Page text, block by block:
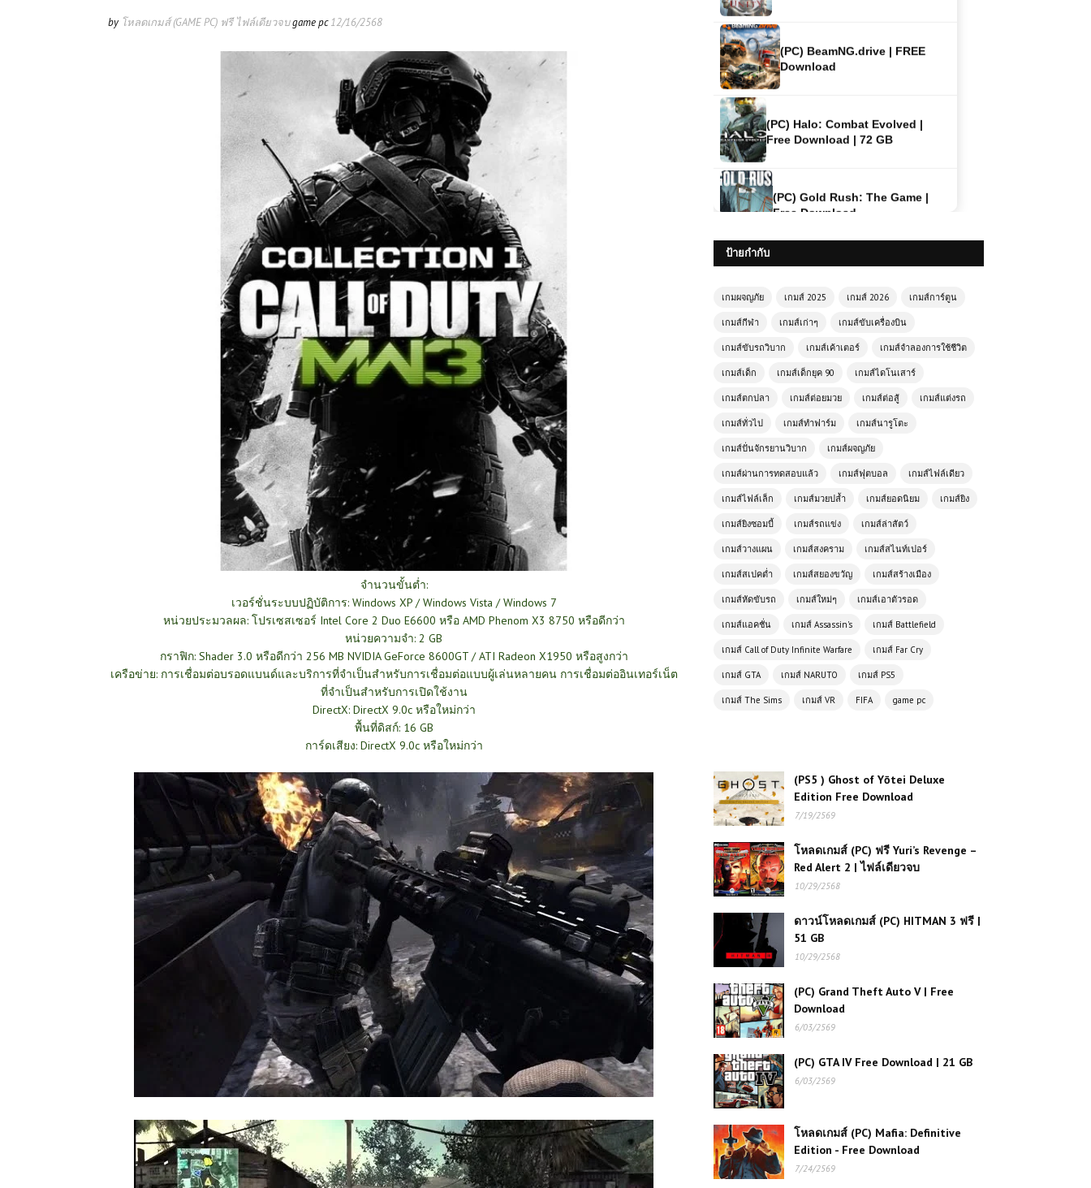
by โหลดเกมส์ (GAME PC) ฟรี ไฟล์เดียวจบgame pc12/16/2568
จำนวนขั้นต่ำ:
เวอร์ชั่นระบบปฏิบัติการ: Windows XP / Windows Vista / Windows 7
หน่วยประมวลผล: โปรเซสเซอร์ Intel Core 2 Duo E6600 หรือ AMD Phenom X3 8750 หรือดีกว่า
หน่วยความจำ: 2 GB
กราฟิก: Shader 3.0 หรือดีกว่า 256 MB NVIDIA GeForce 8600GT / ATI Radeon X1950 หรือสูงกว่า
เครือข่าย: การเชื่อมต่อบรอดแบนด์และบริการที่จำเป็นสำหรับการเชื่อมต่อแบบผู้เล่นหลายคน การเชื่อมต่ออินเทอร์เน็ต
ที่จำเป็นสำหรับการเปิดใช้งาน
DirectX: DirectX 9.0c หรือใหม่กว่า
พื้นที่ดิสก์: 16 GB
การ์ดเสียง: DirectX 9.0c หรือใหม่กว่า
(PC) The Arrival Free
(PC) Tom Clancy’s Ghost Recon
Wildlands Free Download
Creed Origins | Free Download
โหลดเกมส์ PC ฟรี Life is Strange 2
การผจญภัยสุดเข้มข้นที่เต็มไปด้วย
Free Download
2021 | Free Download
Download
(PC) S.T.A.L.K.E.R. 2: Heart of
Chornoby l Free Download
ชีวิตชาวนา
โหลดเกมส์ (PC) ฟรี MEDAL OF
HONOR WARFIGHTER | สงคราม
ทหาร | Free Download
Download
ยิงกราวด์เบรกเกอร์ ยุคไหนก็ยังคงทรง
พลัง
ป้ายกำกับ
เกมผจญภัย เกมส์ 2025 เกมส์ 2026 เกมส์การ์ตูน
เกมส์กีฬา เกมส์เก่าๆ เกมส์ขับเครื่องบิน
เกมส์ขับรถวิบาก เกมส์เค้าเตอร์ เกมส์จำลองการใช้ชีวิต
เกมส์เด็ก เกมส์เด็กยุค 90 เกมส์ไดโนเสาร์
เกมส์ตกปลา เกมส์ต่อยมวย เกมส์ต่อสู้ เกมส์แต่งรถ
เกมส์ทั่วไป เกมส์ทำฟาร์ม เกมส์นารูโตะ
เกมส์ปั่นจักรยานวิบาก เกมส์ผจญภัย
เกมส์ผ่านการทดสอบแล้ว เกมส์ฟุตบอล เกมส์ไฟล์เดียว
เกมส์ไฟล์เล็ก เกมส์มวยปล้ำ เกมส์ยอดนิยม เกมส์ยิง
เกมส์ยิงซอมบี้ เกมส์รถแข่ง เกมส์ล่าสัตว์
เกมส์วางแผน เกมส์สงคราม เกมส์สไนท์เปอร์
เกมส์สเปคต่ำ เกมส์สยองขวัญ เกมส์สร้างเมือง
เกมส์หัดขับรถ เกมส์ใหม่ๆ เกมส์เอาตัวรอด
เกมส์แอคชั่น เกมส์ Assassin's เกมส์ Battlefield
เกมส์ Call of Duty Infinite Warfare เกมส์ Far Cry
เกมส์ GTA เกมส์ NARUTO เกมส์ PS5
เกมส์ The Sims เกมส์ VR FIFA game pc
(PS5 ) Ghost of Yōtei Deluxe
Edition Free Download
7/19/2569
โหลดเกมส์ (PC) ฟรี Yuri’s Revenge –
Red Alert 2 | ไฟล์เดียวจบ
10/29/2568
ดาวน์โหลดเกมส์ (PC) HITMAN 3 ฟรี |
51 GB
10/29/2568
(PC) Grand Theft Auto V | Free
Download
6/03/2569
(PC) GTA IV Free Download | 21 GB
6/03/2569
โหลดเกมส์ (PC) Mafia: Definitive
Edition - Free Download
7/24/2569